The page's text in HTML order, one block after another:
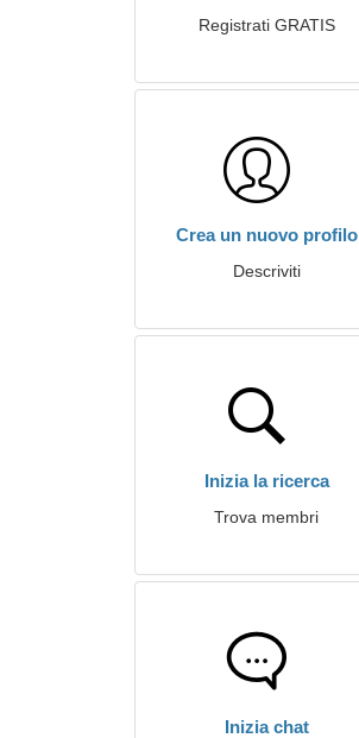
Registrati GRATIS
Crea un nuovo profilo
Descriviti
Inizia la ricerca
Trova membri
Inizia chat